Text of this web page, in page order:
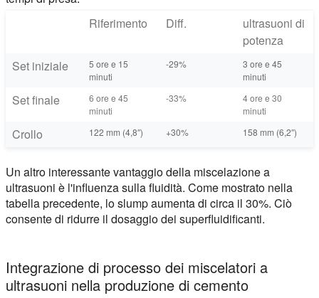
Riferimento
Diff.
ultrasuoni di
potenza
Set iniziale
5 ore e 15
minuti
-29%
3 ore e 45
minuti
Set finale
6 ore e 45
minuti
-33%
4 ore e 30
minuti
Crollo 122 mm (4,8″) +30% 158 mm (6,2″)
Un altro interessante vantaggio della miscelazione a
ultrasuoni è l'influenza sulla fluidità. Come mostrato nella
tabella precedente, lo slump aumenta di circa il 30%. Ciò
consente di ridurre il dosaggio dei superfluidificanti.
Integrazione di processo dei miscelatori a
ultrasuoni nella produzione di cemento